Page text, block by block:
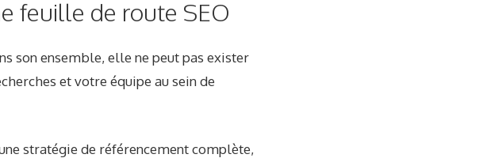
feuille de route SEO
son ensemble, elle ne peut pas exister
et votre équipe au sein de
stratégie de référencement complète,